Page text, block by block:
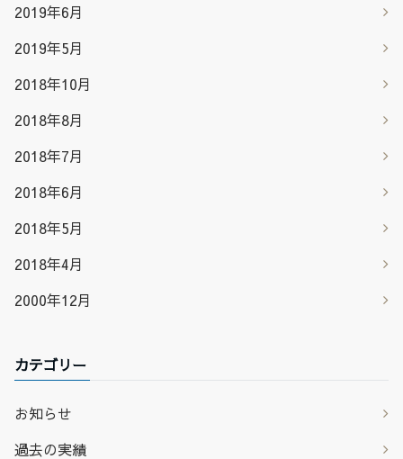
2019年6月
2019年5月
2018年10月
2018年8月
2018年7月
2018年6月
2018年5月
2018年4月
2000年12月
カテゴリー
お知らせ
過去の実績